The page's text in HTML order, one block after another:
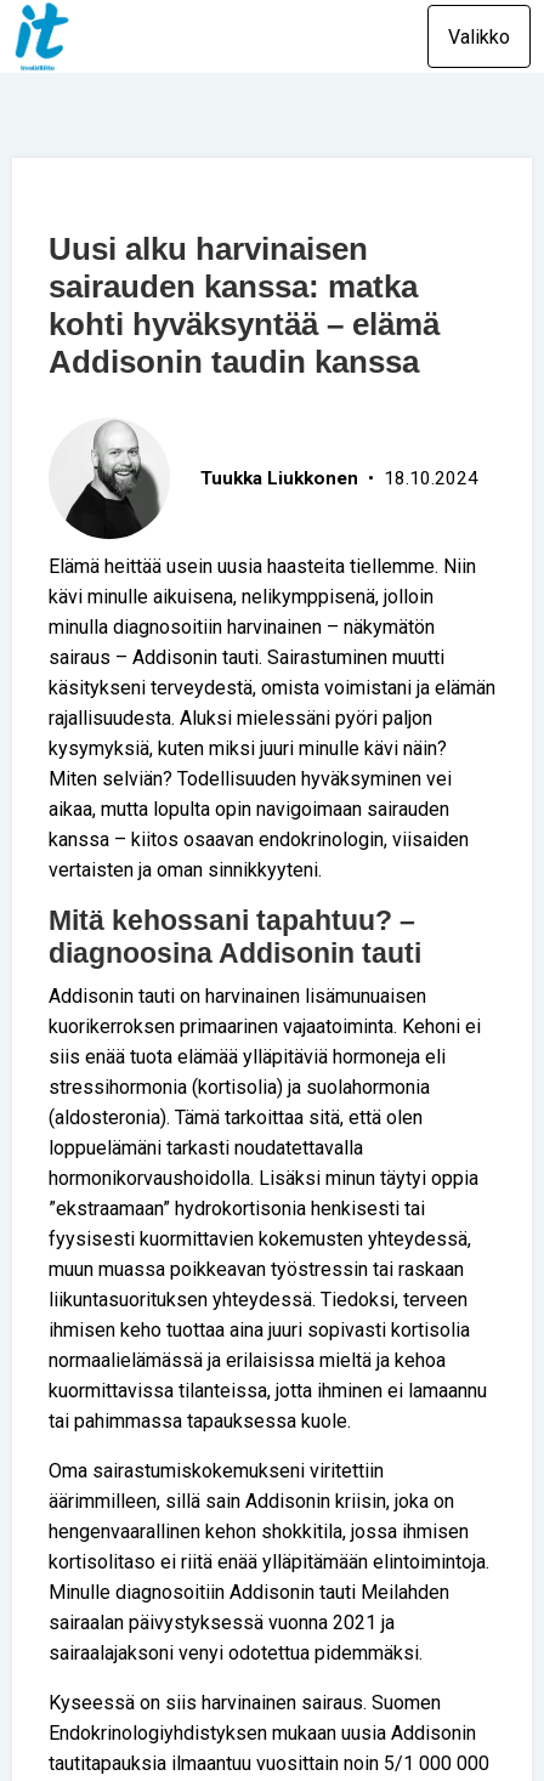
Valikko
Uusi alku harvinaisen
sairauden kanssa: matka
kohti hyväksyntää – elämä
Addisonin taudin kanssa
Tuukka Liukkonen • 18.10.2024
Elämä heittää usein uusia haasteita tiellemme. Niin
kävi minulle aikuisena, nelikymppisenä, jolloin
minulla diagnosoitiin harvinainen – näkymätön
sairaus – Addisonin tauti. Sairastuminen muutti
käsitykseni terveydestä, omista voimistani ja elämän
rajallisuudesta. Aluksi mielessäni pyöri paljon
kysymyksiä, kuten miksi juuri minulle kävi näin?
Miten selviän? Todellisuuden hyväksyminen vei
aikaa, mutta lopulta opin navigoimaan sairauden
kanssa – kiitos osaavan endokrinologin, viisaiden
vertaisten ja oman sinnikkyyteni.
Mitä kehossani tapahtuu? –
diagnoosina Addisonin tauti
Addisonin tauti on harvinainen lisämunuaisen
kuorikerroksen primaarinen vajaatoiminta. Kehoni ei
siis enää tuota elämää ylläpitäviä hormoneja eli
stressihormonia (kortisolia) ja suolahormonia
(aldosteronia). Tämä tarkoittaa sitä, että olen
loppuelämäni tarkasti noudatettavalla
hormonikorvaushoidolla. Lisäksi minun täytyi oppia
”ekstraamaan” hydrokortisonia henkisesti tai
fyysisesti kuormittavien kokemusten yhteydessä,
muun muassa poikkeavan työstressin tai raskaan
liikuntasuorituksen yhteydessä. Tiedoksi, terveen
ihmisen keho tuottaa aina juuri sopivasti kortisolia
normaalielämässä ja erilaisissa mieltä ja kehoa
kuormittavissa tilanteissa, jotta ihminen ei lamaannu
tai pahimmassa tapauksessa kuole.
Oma sairastumiskokemukseni viritettiin
äärimmilleen, sillä sain Addisonin kriisin, joka on
hengenvaarallinen kehon shokkitila, jossa ihmisen
kortisolitaso ei riitä enää ylläpitämään elintoimintoja.
Minulle diagnosoitiin Addisonin tauti Meilahden
sairaalan päivystyksessä vuonna 2021 ja
sairaalajaksoni venyi odotettua pidemmäksi.
Kyseessä on siis harvinainen sairaus. Suomen
Endokrinologiyhdistyksen mukaan uusia Addisonin
tautitapauksia ilmaantuu vuosittain noin 5/1 000 000